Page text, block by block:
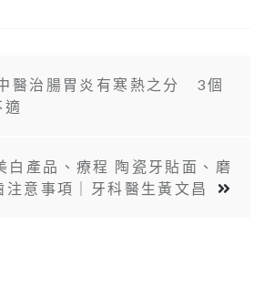
醫治腸胃炎有寒熱之分 3個
適
白產品、療程 陶瓷牙貼面、磨
注意事項｜牙科醫生黃文昌